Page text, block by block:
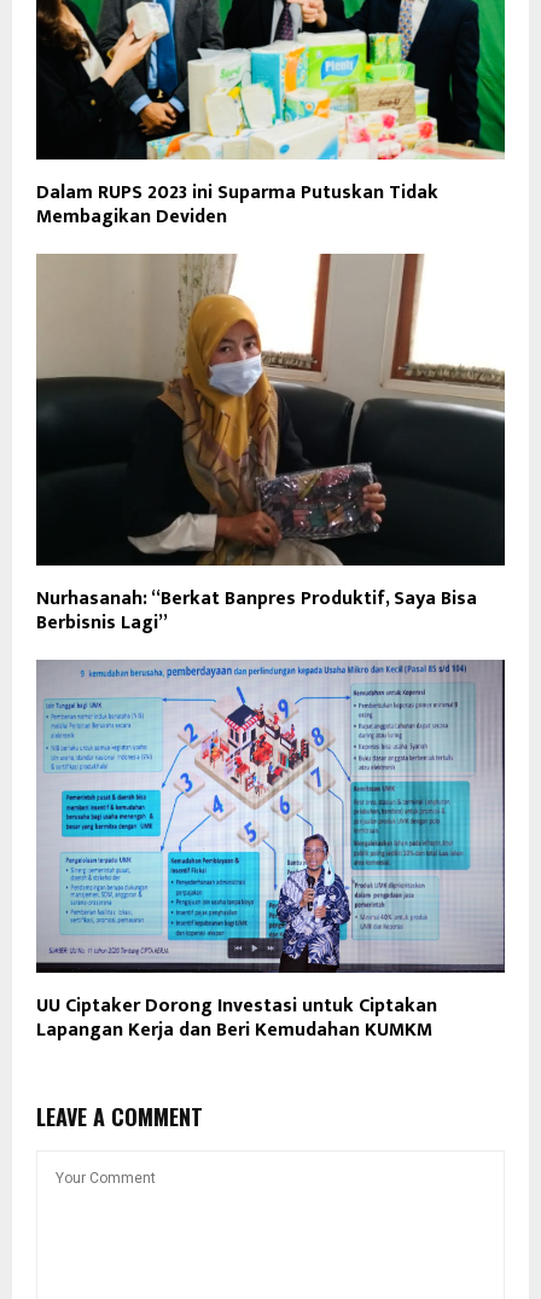
Dalam RUPS 2023 ini Suparma Putuskan Tidak
Membagikan Deviden
Nurhasanah: “Berkat Banpres Produktif, Saya Bisa
Berbisnis Lagi”
UU Ciptaker Dorong Investasi untuk Ciptakan
Lapangan Kerja dan Beri Kemudahan KUMKM
LEAVE A COMMENT